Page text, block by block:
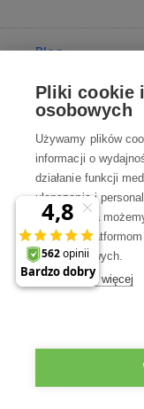
Blog
Poradnia
Wszystko o
Kontakt
Skontaktuj się z
WSZYSTKIE
Pliki cookie
osobowych
Używamy plików
informacji o
działanie funkcji
ulepszania i
użytkownika
osobowe
marketingowych.
Dowiedz się więcej